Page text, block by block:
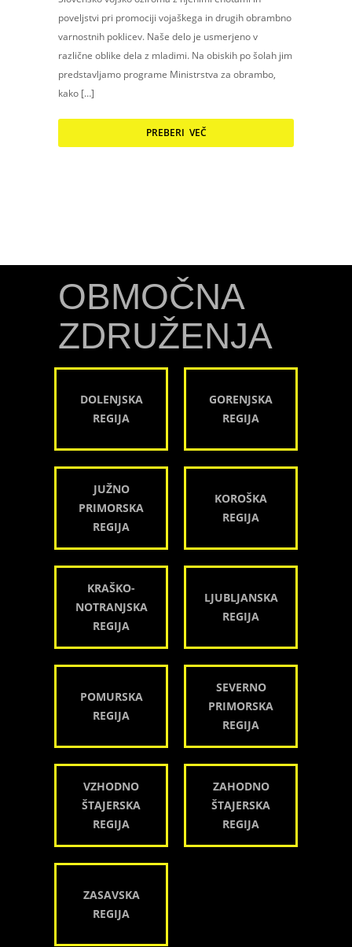
poveljstvi pri promociji vojaškega in drugih obrambno
varnostnih poklicev. Naše delo je usmerjeno v
različne oblike dela z mladimi. Na obiskih po šolah jim
predstavljamo programe Ministrstva za obrambo,
kako […]
PREBERI VEČ
OBMOČNA
ZDRUŽENJA
DOLENJSKA
REGIJA
GORENJSKA
REGIJA
JUŽNO
PRIMORSKA
REGIJA
KOROŠKA
REGIJA
KRAŠKO-
NOTRANJSKA
REGIJA
LJUBLJANSKA
REGIJA
POMURSKA
REGIJA
SEVERNO
PRIMORSKA
REGIJA
VZHODNO
ŠTAJERSKA
REGIJA
ZAHODNO
ŠTAJERSKA
REGIJA
ZASAVSKA
REGIJA